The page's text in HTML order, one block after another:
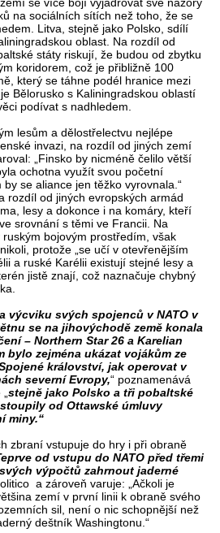
na sociálních sítích než toho, že se
Litva, stejně jako Polsko, sdílí
oblast. Na rozdíl od
státy riskují, že budou od zbytku
koridorem, což je přibližně 100
který se táhne podél hranice mezi
Bělorusko s Kaliningradskou oblastí
podívat s nadhledem.
lesům a dělostřelectvu nejlépe
invazi, na rozdíl od jiných zemí
„Finsko by nicméně čelilo větší
ochotna využít svou početní
se aliance jen těžko vyrovnala.“
rozdíl od jiných evropských armád
lesy a dokonce i na komáry, kteří
srovnání s těmi ve Francii. Na
bojovým prostředím, však
protože „se učí v otevřenějším
a ruské Karélii existují stejné lesy a
jistě znají, což naznačuje chybný
výcviku svých spojenců v NATO v
se na jihovýchodě země konala
– Northern Star 26 a Karelian
bylo zejména ukázat vojákům ze
království, jak operovat v
severní Evropy,“ poznamenává
stejně jako Polsko a tři pobaltské
od Ottawské úmluvy
miny.“
zbraní vstupuje do hry i při obraně
od vstupu do NATO před třemi
výpočtů zahrnout jaderné
a zároveň varuje: „Ačkoli je
zemí v první linii k obraně svého
sil, není o nic schopnější než
deštník Washingtonu.“